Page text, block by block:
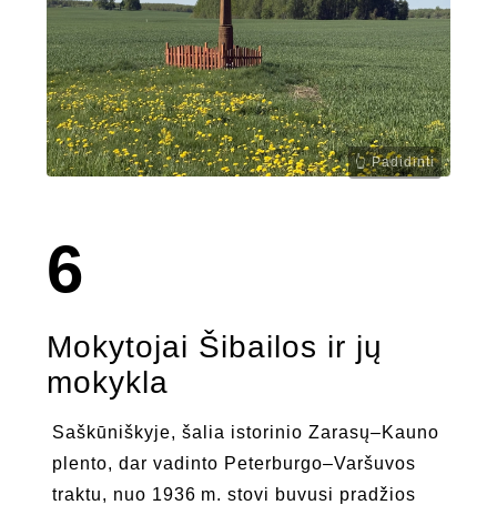
6
Mokytojai Šibailos ir jų
mokykla
Saškūniškyje, šalia istorinio Zarasų–Kauno
plento, dar vadinto Peterburgo–Varšuvos
traktu, nuo 1936 m. stovi buvusi pradžios